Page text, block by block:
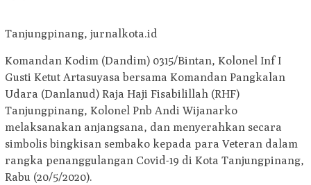
Tanjungpinang, jurnalkota.id
Komandan Kodim (Dandim) 0315/Bintan, Kolonel Inf I
Gusti Ketut Artasuyasa bersama Komandan Pangkalan
Udara (Danlanud) Raja Haji Fisabilillah (RHF)
Tanjungpinang, Kolonel Pnb Andi Wijanarko
melaksanakan anjangsana, dan menyerahkan secara
simbolis bingkisan sembako kepada para Veteran dalam
rangka penanggulangan Covid-19 di Kota Tanjungpinang,
Rabu (20/5/2020).